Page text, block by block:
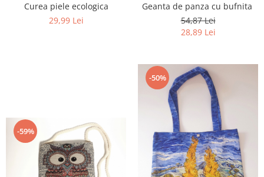
Curea piele ecologica
29,99 Lei
Geanta de panza cu bufnita
54,87 Lei
28,89 Lei
-59%
-50%